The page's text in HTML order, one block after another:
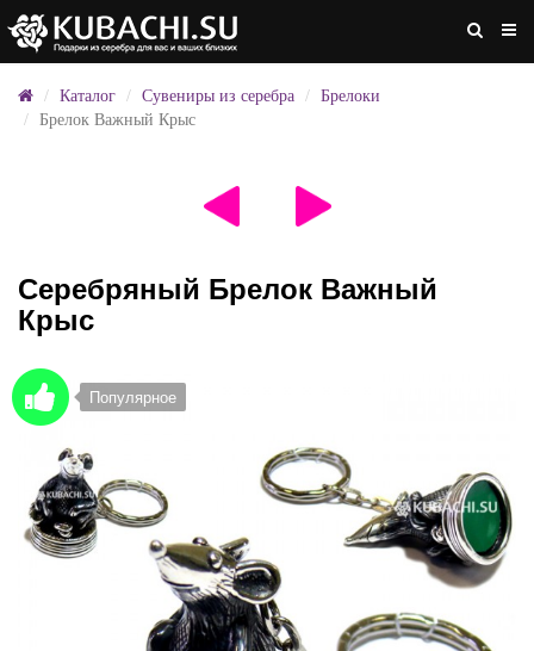
Каталог Сувениры из серебра
Брелоки
Брелок Важный Крыс
Серебряный Брелок Важный
Крыс
Популярное